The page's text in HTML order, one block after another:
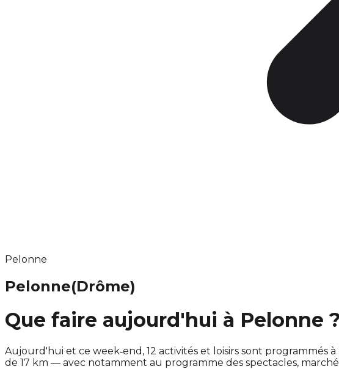
Pelonne
Pelonne(Drôme)
Que faire aujourd'hui à Pelonne ?
Aujourd'hui et ce week‑end, 12 activités et loisirs sont
de 17 km — avec notamment au programme des spectacles,